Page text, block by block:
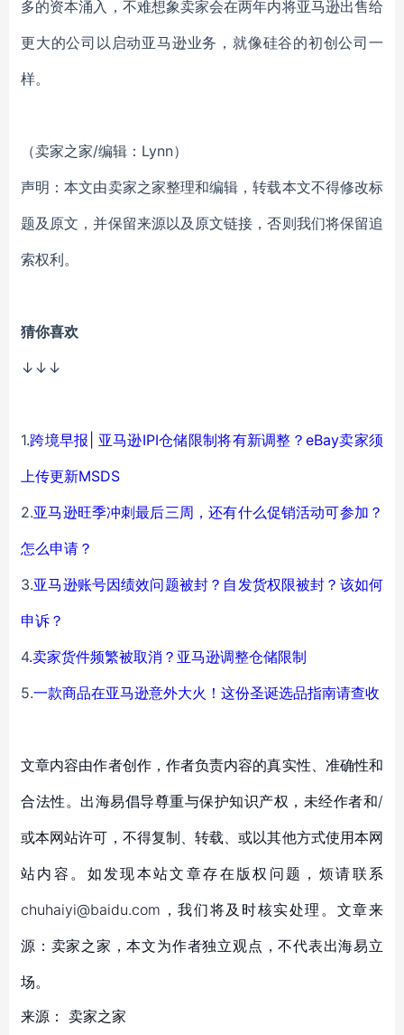
多的资本涌入，不难想象卖家会在两年内将亚马逊出售给
更大的公司以启动亚马逊业务，就像硅谷的初创公司一
样。
（卖家之家/编辑：Lynn）
声明：本文由卖家之家整理和编辑，转载本文不得修改标
题及原文，并保留来源以及原文链接，否则我们将保留追
索权利。
猜你喜欢
↓↓↓
1.跨境早报| 亚马逊IPI仓储限制将有新调整？eBay卖家须
上传更新MSDS
2.亚马逊旺季冲刺最后三周，还有什么促销活动可参加？
怎么申请？
3.亚马逊账号因绩效问题被封？自发货权限被封？该如何
申诉？
4.卖家货件频繁被取消？亚马逊调整仓储限制
5.一款商品在亚马逊意外大火！这份圣诞选品指南请查收
文章内容由作者创作，作者负责内容的真实性、准确性和
合法性。出海易倡导尊重与保护知识产权，未经作者和/
或本网站许可，不得复制、转载、或以其他方式使用本网
站内容。如发现本站文章存在版权问题，烦请联系
chuhaiyi@baidu.com，我们将及时核实处理。文章来
源：卖家之家，本文为作者独立观点，不代表出海易立
场。
来源： 卖家之家